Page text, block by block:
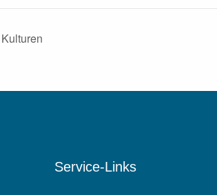
Service-Links